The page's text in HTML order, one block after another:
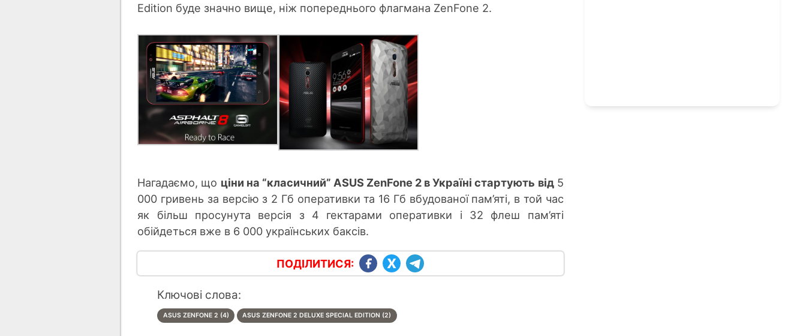
Edition буде значно вище, ніж попереднього флагмана ZenFone 2.
Нагадаємо, що ціни на “класичний” ASUS ZenFone 2 в Україні стартують від5
000 гривень за версію з 2 Гб оперативки та 16 Гб вбудованої пам’яті, в той час
як більш просунута версія з 4 гектарами оперативки і 32 флеш пам’яті
обійдеться вже в 6 000 українських баксів.
ПОДІЛИТИСЯ:
Ключові слова:
ASUS ZENFONE 2 (4) ASUS ZENFONE 2 DELUXE SPECIAL EDITION (2)